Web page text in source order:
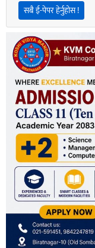
सबै ई-पेपर हेर्नुहोस !